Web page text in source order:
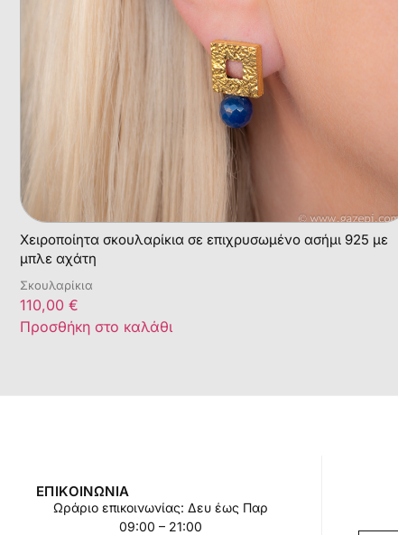
Χειροποίητα σκουλαρίκια σε επιχρυσωμένο ασήμι 925 με
μπλε αχάτη
Σκουλαρίκια
110,00 €
Προσθήκη στο καλάθι
ΕΠΙΚΟΙΝΩΝΊΑ
Ωράριο επικοινωνίας: Δευ έως Παρ
09:00 – 21:00